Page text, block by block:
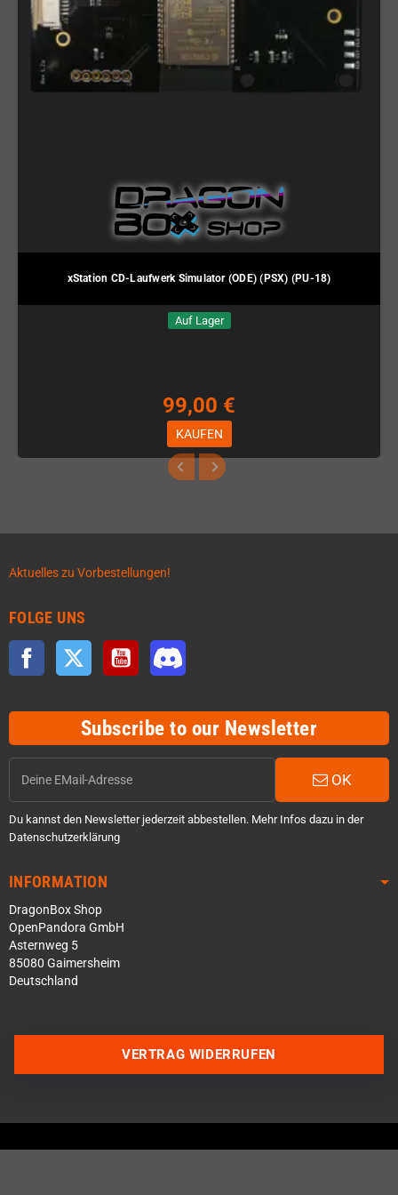
xStation CD-Laufwerk Simulator (ODE) (PSX) (PU-18)
Auf Lager
99,00 €
KAUFEN
Aktuelles zu Vorbestellungen!
FOLGE UNS
Facebook Twitter YouTube
Subscribe to our Newsletter
OK
Du kannst den Newsletter jederzeit abbestellen. Mehr Infos dazu in der
Datenschutzerklärung
INFORMATION
DragonBox Shop
OpenPandora GmbH
Asternweg 5
85080 Gaimersheim
Deutschland
Über WhatsApp schreiben
VERTRAG WIDERRUFEN